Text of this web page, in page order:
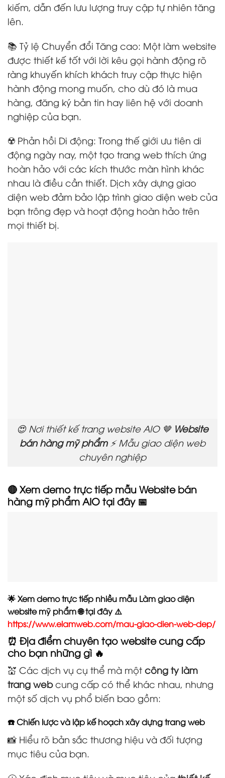
kiếm, dẫn đến lưu lượng truy cập tự nhiên tăng
lên.
📚 Tỷ lệ Chuyển đổi Tăng cao: Một làm website
được thiết kế tốt với lời kêu gọi hành động rõ
ràng khuyến khích khách truy cập thực hiện
hành động mong muốn, cho dù đó là mua
hàng, đăng ký bản tin hay liên hệ với doanh
nghiệp của bạn.
☢️ Phản hồi Di động: Trong thế giới ưu tiên di
động ngày nay, một tạo trang web thích ứng
hoàn hảo với các kích thước màn hình khác
nhau là điều cần thiết. Dịch xây dựng giao
diện web đảm bảo lập trình giao diện web của
bạn trông đẹp và hoạt động hoàn hảo trên
mọi thiết bị.
😍 Nơi thiết kế trang website AIO 🤎 Website
bán hàng mỹ phẩm⚡ Mẫu giao diện web
chuyên nghiệp
🔴 Xem demo trực tiếp mẫu Website bán
hàng mỹ phẩm AIO tại đây 📅
🌟 Xem demo trực tiếp nhiều mẫu Làm giao diện
website mỹ phẩm 🌐 tại đây ⚠️
https://www.elamweb.com/mau-giao-dien-web-dep/
⏰ Địa điểm chuyên tạo website cung cấp
cho bạn những gì 🔥
💒 Các dịch vụ cụ thể mà một công ty làm
trang webcung cấp có thể khác nhau, nhưng
một số dịch vụ phổ biến bao gồm:
☎️ Chiến lược và lập kế hoạch xây dựng trang web
📸 Hiểu rõ bản sắc thương hiệu và đối tượng
mục tiêu của bạn.